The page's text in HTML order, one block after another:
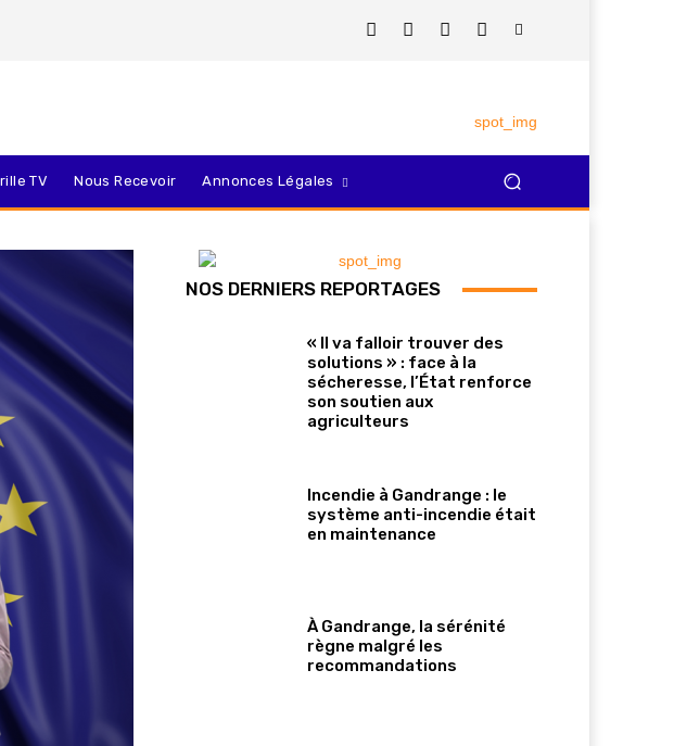
TV Nous Recevoir Annonces Légales
NOS DERNIERS REPORTAGES
« Il va falloir trouver des
solutions » : face à la
sécheresse, l’État renforce
son soutien aux
agriculteurs
Incendie à Gandrange : le
système anti-incendie était
en maintenance
À Gandrange, la sérénité
règne malgré les
recommandations